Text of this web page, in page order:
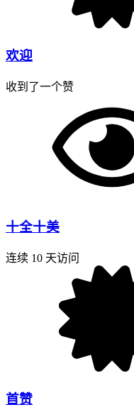
欢迎
收到了一个赞
十全十美
连续 10 天访问
首赞